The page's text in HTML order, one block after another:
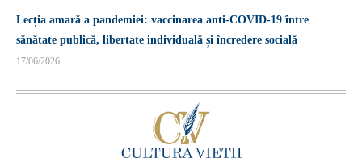
Lecția amară a pandemiei: vaccinarea anti-COVID-19 între
sănătate publică, libertate individuală și încredere socială
17/06/2026